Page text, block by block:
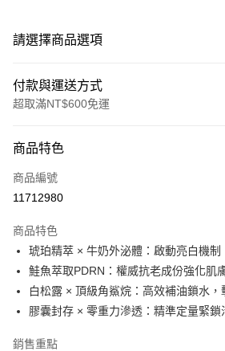
請選擇商品選項
付款與運送方式
超取滿NT$600免運
信用卡一次付款
超商取貨付款
Apple Pay
街口支付
悠遊付
Google Pay
商品特色
商品編號
11712980
商品特色
琥珀精萃 × 牛奶外泌體：啟動亮白機
鮭魚萃取PDRN：權威抗老成份強化肌
白松露 × 頂級角鯊烷：高效補油鎖水
膠囊封存 × 零重力滲透：精準定量緊
銷售重點